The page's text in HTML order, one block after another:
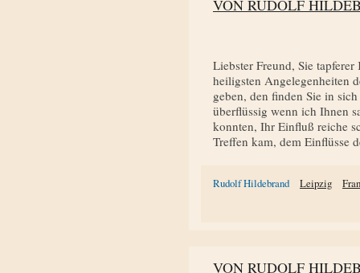
VON RUDOLF
Liebster Freund, Sie
heiligsten Angelegenheiten
geben, den finden Sie in
überflüssig wenn ich Ihnen
konnten, Ihr Einfluß reiche
Treffen kam, dem Einflüsse
Rudolf Hildebrand Leipzig
VON RUDOLF